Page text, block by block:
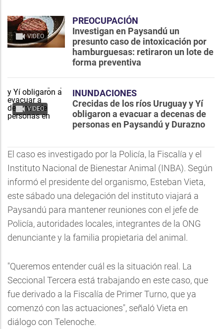
VIDEO
PREOCUPACIÓN
Investigan en Paysandú un
presunto caso de intoxicación por
hamburguesas: retiraron un lote de
forma preventiva
VIDEO
INUNDACIONES
Crecidas de los ríos Uruguay y Yí
obligaron a evacuar a decenas de
personas en Paysandú y Durazno
El caso es investigado por la Policía, la Fiscalía y el
Instituto Nacional de Bienestar Animal (INBA). Según
informó el presidente del organismo, Esteban Vieta,
este sábado una delegación del instituto viajará a
Paysandú para mantener reuniones con el jefe de
Policía, autoridades locales, integrantes de la ONG
denunciante y la familia propietaria del animal.
"Queremos entender cuál es la situación real. La
Seccional Tercera está trabajando en este caso, que
fue derivado a la Fiscalía de Primer Turno, que ya
comenzó con las actuaciones", señaló Vieta en
diálogo con Telenoche.